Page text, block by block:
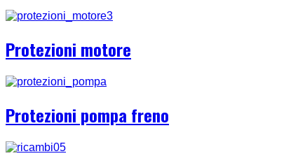
Protezioni motore
Protezioni pompa freno